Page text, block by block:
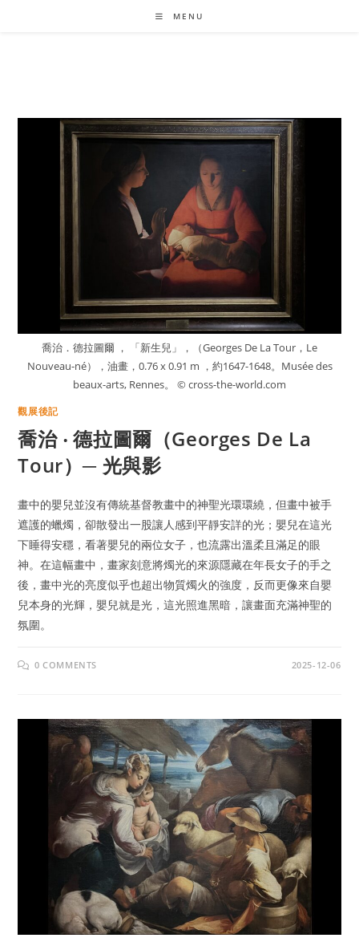
MENU
喬治．德拉圖爾 ， 「新生兒」，（Georges De La Tour，Le
Nouveau-né），油畫，0.76 x 0.91 m ，約1647-1648。Musée des
beaux-arts, Rennes。 © cross-the-world.com
觀展後記
喬治 ‧ 德拉圖爾（Georges De La
Tour）─ 光與影
畫中的嬰兒並沒有傳統基督教畫中的神聖光環環繞，但畫中被手
遮護的蠟燭，卻散發出一股讓人感到平靜安詳的光；嬰兒在這光
下睡得安穩，看著嬰兒的兩位女子，也流露出溫柔且滿足的眼
神。在這幅畫中，畫家刻意將燭光的來源隱藏在年長女子的手之
後，畫中光的亮度似乎也超出物質燭火的強度，反而更像來自嬰
兒本身的光輝，嬰兒就是光，這光照進黑暗，讓畫面充滿神聖的
氛圍。
0 COMMENTS 2025-12-06